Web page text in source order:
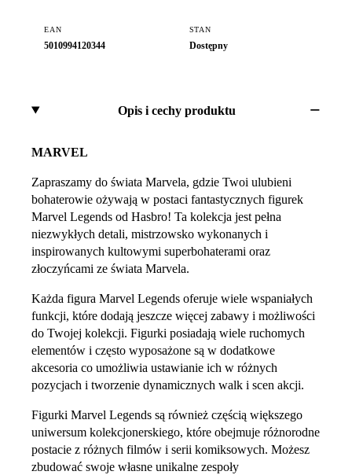
EAN
5010994120344
STAN
Dostępny
Opis i cechy produktu
MARVEL
Zapraszamy do świata Marvela, gdzie Twoi ulubieni
bohaterowie ożywają w postaci fantastycznych figurek
Marvel Legends od Hasbro! Ta kolekcja jest pełna
niezwykłych detali, mistrzowsko wykonanych i
inspirowanych kultowymi superbohaterami oraz
złoczyńcami ze świata Marvela.
Każda figura Marvel Legends oferuje wiele wspaniałych
funkcji, które dodają jeszcze więcej zabawy i możliwości
do Twojej kolekcji. Figurki posiadają wiele ruchomych
elementów i często wyposażone są w dodatkowe
akcesoria co umożliwia ustawianie ich w różnych
pozycjach i tworzenie dynamicznych walk i scen akcji.
Figurki Marvel Legends są również częścią większego
uniwersum kolekcjonerskiego, które obejmuje różnorodne
postacie z różnych filmów i serii komiksowych. Możesz
zbudować swoje własne unikalne zespoły